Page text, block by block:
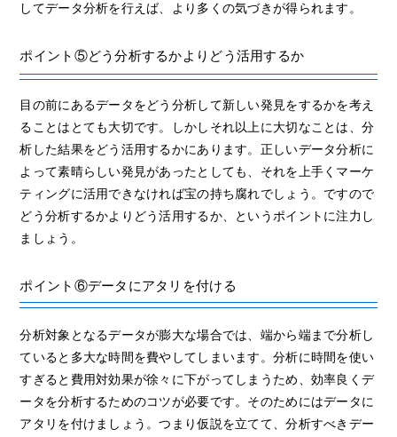
してデータ分析を行えば、より多くの気づきが得られます。
ポイント⑤どう分析するかよりどう活用するか
目の前にあるデータをどう分析して新しい発見をするかを考え
ることはとても大切です。しかしそれ以上に大切なことは、分
析した結果をどう活用するかにあります。正しいデータ分析に
よって素晴らしい発見があったとしても、それを上手くマーケ
ティングに活用できなければ宝の持ち腐れでしょう。ですので
どう分析するかよりどう活用するか、というポイントに注力し
ましょう。
ポイント⑥データにアタリを付ける
分析対象となるデータが膨大な場合では、端から端まで分析し
ていると多大な時間を費やしてしまいます。分析に時間を使い
すぎると費用対効果が徐々に下がってしまうため、効率良くデ
ータを分析するためのコツが必要です。そのためにはデータに
アタリを付けましょう。つまり仮説を立てて、分析すべきデー